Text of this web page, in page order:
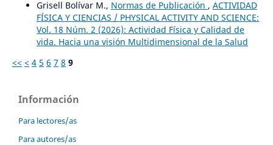
Grisell Bolívar M., Normas de Publicación , ACTIVIDAD
FÍSICA Y CIENCIAS / PHYSICAL ACTIVITY AND SCIENCE:
Vol. 18 Núm. 2 (2026): Actividad Física y Calidad de
vida. Hacia una visión Multidimensional de la Salud
<< < 4 5 6 7 8 9
Información
Para lectores/as
Para autores/as